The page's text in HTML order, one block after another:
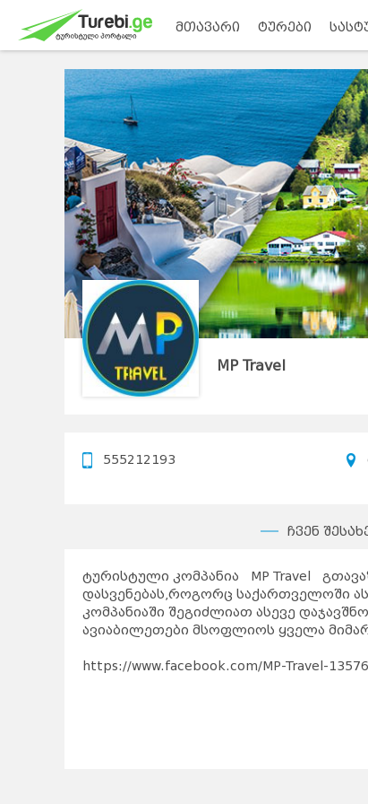
მთავარი ტურები
MP Travel
555212193
ჩვენ
ტურისტული კომპანია MP Travel
დასვენებას,როგორც საქართველოში
კომპანიაში შეგიძლიათ ასევე
ავიაბილეთები მსოფლიოს ყველა
https://www.facebook.com/MP-Travel-